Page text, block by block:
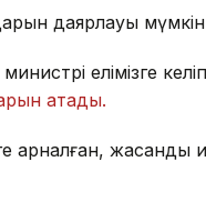
даярлауы мүмкін
елімізге
атады.
арналған, жасанды